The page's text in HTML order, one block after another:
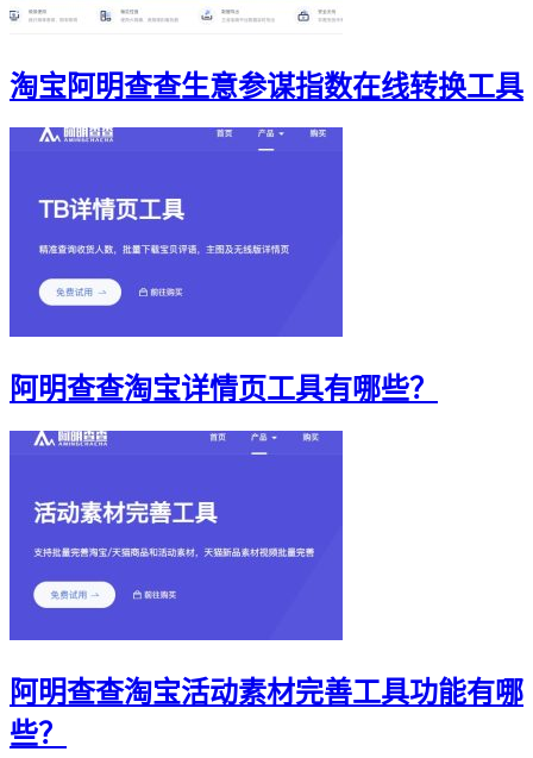
淘宝阿明查查生意参谋指数在线转换工具
阿明查查淘宝详情页工具有哪些？
阿明查查淘宝活动素材完善工具功能有哪
些？